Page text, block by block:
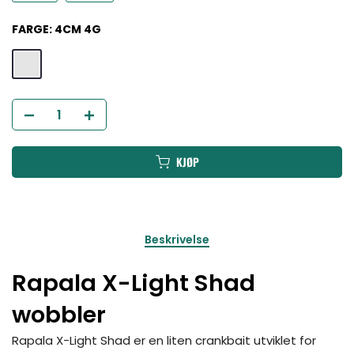
FARGE: 4CM 4G
KJØP
Beskrivelse
Rapala X-Light Shad
wobbler
Rapala X-Light Shad er en liten crankbait utviklet for